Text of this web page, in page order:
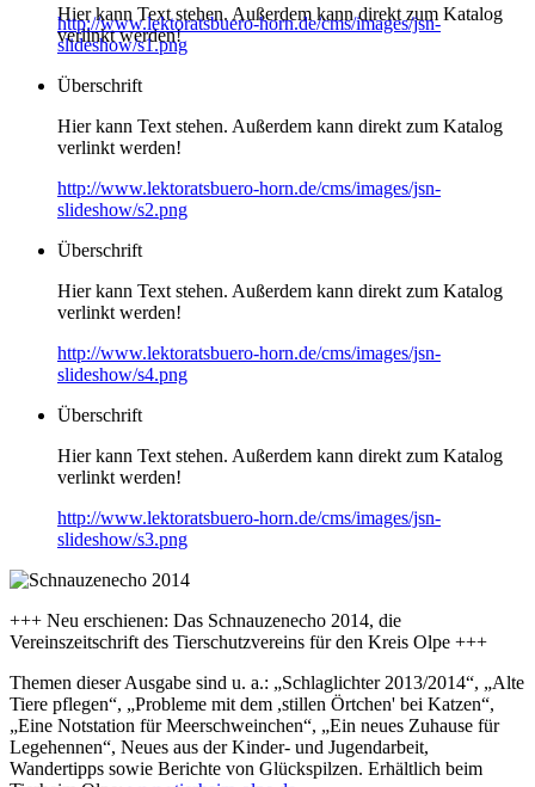
Hier kann Text stehen. Außerdem kann direkt zum Katalog
verlinkt werden!
http://www.lektoratsbuero-horn.de/cms/images/jsn-
slideshow/s1.png
Überschrift
Hier kann Text stehen. Außerdem kann direkt zum Katalog
verlinkt werden!
http://www.lektoratsbuero-horn.de/cms/images/jsn-
slideshow/s2.png
Überschrift
Hier kann Text stehen. Außerdem kann direkt zum Katalog
verlinkt werden!
http://www.lektoratsbuero-horn.de/cms/images/jsn-
slideshow/s4.png
Überschrift
Hier kann Text stehen. Außerdem kann direkt zum Katalog
verlinkt werden!
http://www.lektoratsbuero-horn.de/cms/images/jsn-
slideshow/s3.png
+++ Neu erschienen: Das Schnauzenecho 2014, die
Vereinszeitschrift des Tierschutzvereins für den Kreis Olpe +++
Themen dieser Ausgabe sind u. a.: „Schlaglichter 2013/2014“, „Alte
Tiere pflegen“, „Probleme mit dem ,stillen Örtchen' bei Katzen“,
„Eine Notstation für Meerschweinchen“, „Ein neues Zuhause für
Legehennen“, Neues aus der Kinder- und Jugendarbeit,
Wandertipps sowie Berichte von Glückspilzen. Erhältlich beim